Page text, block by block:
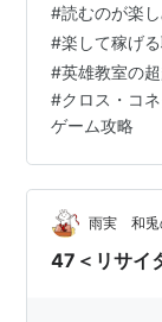
代魔術を極め
庫J ２ 綾瀬さ
ス・コネクト
攻略 久追遥
アニメ編」 挨
次…
#読むのが楽
#楽して稼げ
#英雄教室の
#クロス・コ
ゲーム攻略
雨実 和兎
47＜リサイ